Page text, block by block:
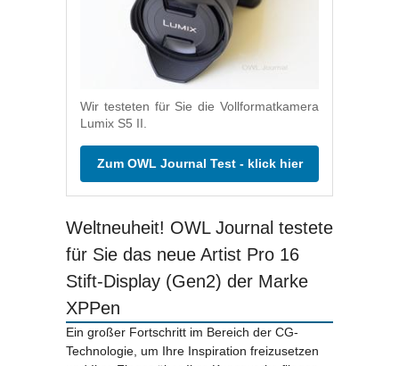
Wir testeten für Sie die Vollformatkamera
Lumix S5 II.
Zum OWL Journal Test - klick hier
Weltneuheit! OWL Journal testete
für Sie das neue Artist Pro 16
Stift-Display (Gen2) der Marke
XPPen
Ein großer Fortschritt im Bereich der CG-
Technologie, um Ihre Inspiration freizusetzen